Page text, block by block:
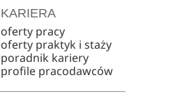
KARIERA
oferty pracy
oferty praktyk i staży
poradnik kariery
profile pracodawców